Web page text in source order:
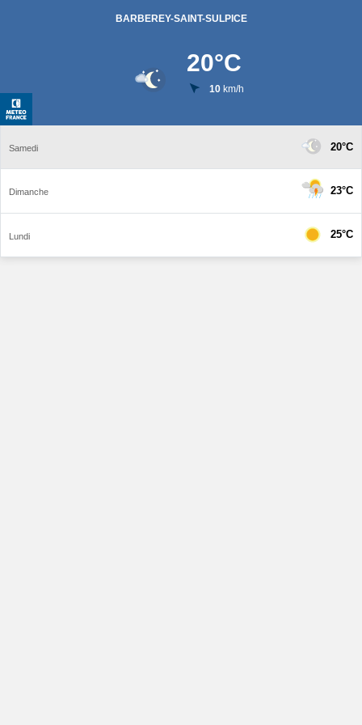
BARBEREY-SAINT-SULPICE
20°C
10km/h
Samedi 20°C
Dimanche 23°C
Lundi 25°C